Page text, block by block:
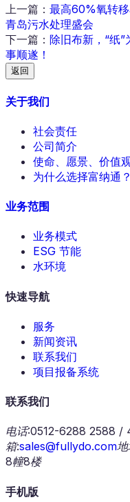
上一篇 ： 最高60%氧转
青岛污水处理盛会
下一篇 ： 除旧布新，“纸
事顺遂！
返回
关于我们
社会责任
公司简介
使命、愿景、价值
为什么选择富纳通？
业务范围
业务模式
ESG 节能
水环境
快速导航
服务
新闻资讯
联系我们
项目报备系统
联系我们
电话:0512-6288 2588 /
箱:sales@fullydo.com
8幢8楼
手机版